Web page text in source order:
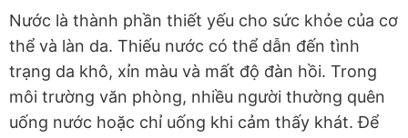
Nước là thành phần thiết yếu cho sức khỏe của cơ
thể và làn da. Thiếu nước có thể dẫn đến tình
trạng da khô, xỉn màu và mất độ đàn hồi. Trong
môi trường văn phòng, nhiều người thường quên
uống nước hoặc chỉ uống khi cảm thấy khát. Để